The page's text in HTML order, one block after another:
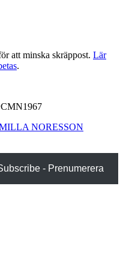
att minska skräppost. Lär
.
NORESSON
- Prenumerera